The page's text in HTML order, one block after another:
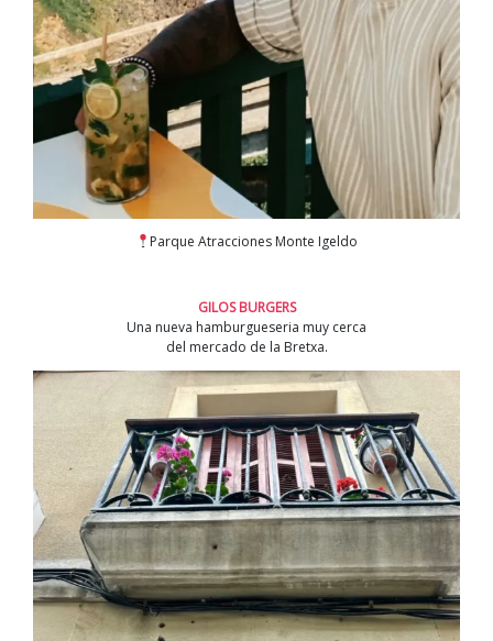
Parque Atracciones Monte Igeldo
GILOS BURGERS
Una nueva hamburgueseria muy cerca
del mercado de la Bretxa.